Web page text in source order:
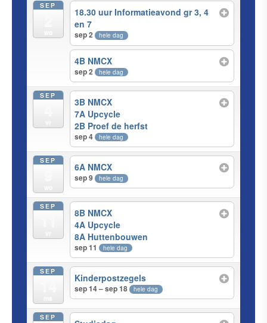
SEP
18.30 uur Informatieavond gr 3, 4
en 7
sep 2 hele dag
4B NMCX
sep 2 hele dag
SEP
3B NMCX
7A Upcycle
2B Proef de herfst
sep 4 hele dag
SEP
6A NMCX
sep 9 hele dag
SEP
8B NMCX
4A Upcycle
8A Huttenbouwen
sep 11 hele dag
SEP
Kinderpostzegels
sep 14 – sep 18 hele dag
SEP